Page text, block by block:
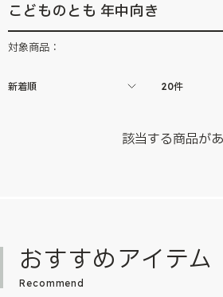
こどものとも 年中向き
対象商品：
新着順 20件
該当する商品があ
おすすめアイテム
Recommend